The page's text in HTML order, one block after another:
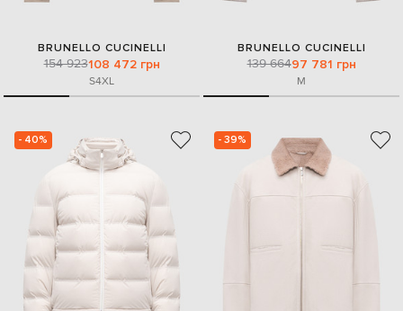
BRUNELLO CUCINELLI
154 923108 472 грн
S4XL
BRUNELLO CUCINELLI
139 66497 781 грн
M
- 40% - 39%